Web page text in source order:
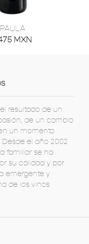
PAULA
MXN
resultado de un
de un cambio
un momento
el año 2002
familiar se ha
su calidad y por
emergente y
de los vinos